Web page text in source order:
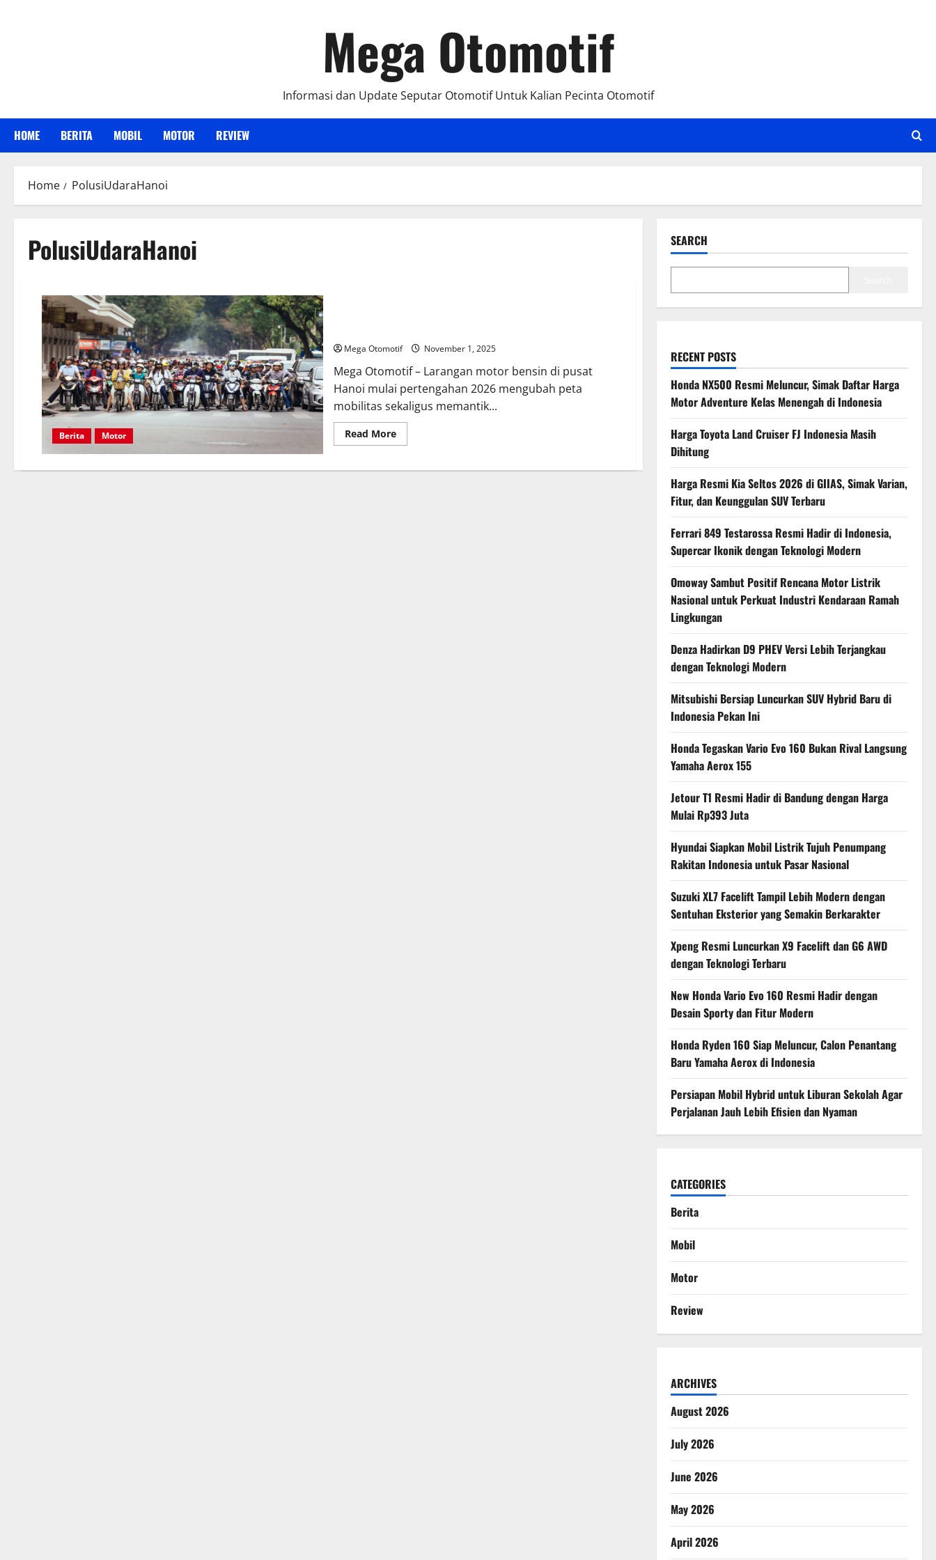
Mega Otomotif
Informasi dan Update Seputar Otomotif Untuk Kalian Pecinta Otomotif
HOME BERITA MOBIL MOTOR REVIEW
Home PolusiUdaraHanoi
PolusiUdaraHanoi
Berita Motor
Mega Otomotif November 1, 2025
Mega Otomotif – Larangan motor bensin di pusat
Hanoi mulai pertengahan 2026 mengubah peta
mobilitas sekaligus memantik...
Read MoreRead
more
Motor
SEARCH
RECENT POSTS
Honda NX500 Resmi Meluncur, Simak Daftar Harga
Motor Adventure Kelas Menengah di Indonesia
Harga Toyota Land Cruiser FJ Indonesia Masih
Dihitung
Harga Resmi Kia Seltos 2026 di GIIAS, Simak Varian,
Fitur, dan Keunggulan SUV Terbaru
Ferrari 849 Testarossa Resmi Hadir di Indonesia,
Supercar Ikonik dengan Teknologi Modern
Omoway Sambut Positif Rencana Motor Listrik
Nasional untuk Perkuat Industri Kendaraan Ramah
Lingkungan
Denza Hadirkan D9 PHEV Versi Lebih Terjangkau
dengan Teknologi Modern
Mitsubishi Bersiap Luncurkan SUV Hybrid Baru di
Indonesia Pekan Ini
Honda Tegaskan Vario Evo 160 Bukan Rival Langsung
Yamaha Aerox 155
Jetour T1 Resmi Hadir di Bandung dengan Harga
Mulai Rp393 Juta
Hyundai Siapkan Mobil Listrik Tujuh Penumpang
Rakitan Indonesia untuk Pasar Nasional
Suzuki XL7 Facelift Tampil Lebih Modern dengan
Sentuhan Eksterior yang Semakin Berkarakter
Xpeng Resmi Luncurkan X9 Facelift dan G6 AWD
dengan Teknologi Terbaru
New Honda Vario Evo 160 Resmi Hadir dengan
Desain Sporty dan Fitur Modern
Honda Ryden 160 Siap Meluncur, Calon Penantang
Baru Yamaha Aerox di Indonesia
Persiapan Mobil Hybrid untuk Liburan Sekolah Agar
Perjalanan Jauh Lebih Efisien dan Nyaman
CATEGORIES
Berita
Mobil
Motor
Review
ARCHIVES
August 2026
July 2026
June 2026
May 2026
April 2026